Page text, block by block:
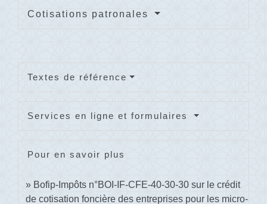
Cotisations patronales
Textes de référence
Services en ligne et formulaires
Pour en savoir plus
Bofip-Impôts n°BOI-IF-CFE-40-30-30 sur le crédit
de cotisation foncière des entreprises pour les micro-